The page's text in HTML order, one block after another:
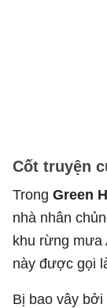
Cốt truyện
Trong Green
nhà nhân
khu rừng mưa
này được gọi
Bị bao vây